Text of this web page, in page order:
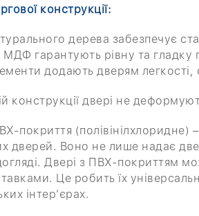
конструкції:
дерева забезпечує
МДФ гарантують рівну та
додають дверям
конструкції двері не
покриття (полівінілхлоридне)
дверей. Воно не лише надає
Двері з ПВХ-покриттям
Це робить їх
інтер’єрах.